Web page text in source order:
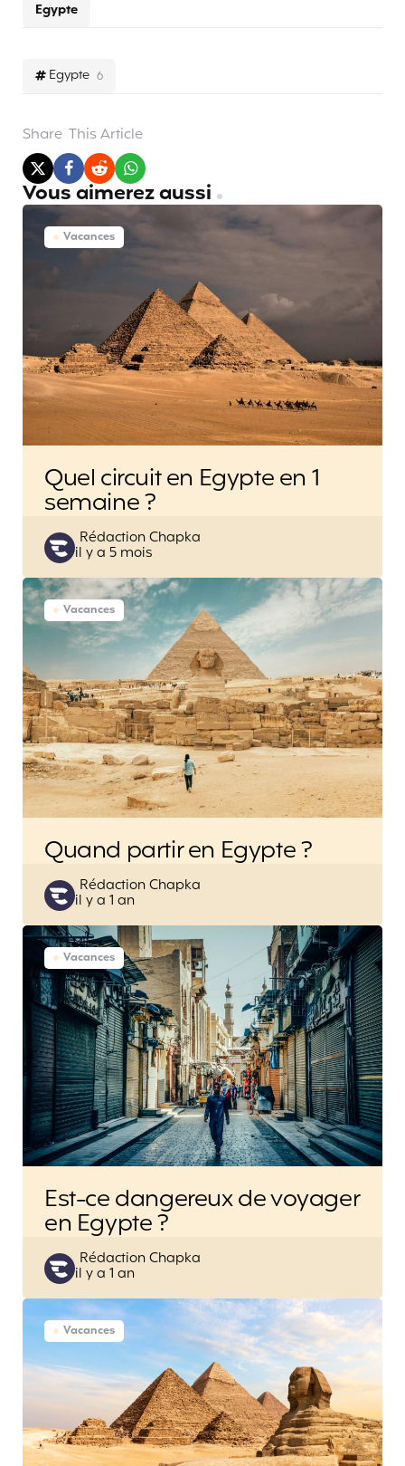
Egypte 6
Egypte
Share This Article
Vous aimerez aussi
Vacances
Quel circuit en Egypte en 1
semaine ?
Posted
by
Rédaction Chapka
il y a 5 mois
Vacances
Quand partir en Egypte ?
Posted
by
Rédaction Chapka
il y a 1 an
Vacances
Est-ce dangereux de voyager
en Egypte ?
Posted
by
Rédaction Chapka
il y a 1 an
Vacances